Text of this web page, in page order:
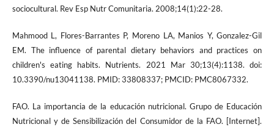
sociocultural. Rev Esp Nutr Comunitaria. 2008;14(1):22-28.
Mahmood L, Flores-Barrantes P, Moreno LA, Manios Y, Gonzalez-Gil
EM. The influence of parental dietary behaviors and practices on
children's eating habits. Nutrients. 2021 Mar 30;13(4):1138. doi:
10.3390/nu13041138. PMID: 33808337; PMCID: PMC8067332.
FAO. La importancia de la educación nutricional. Grupo de Educación
Nutricional y de Sensibilización del Consumidor de la FAO. [Internet].